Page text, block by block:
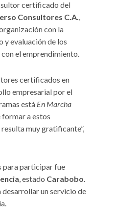
certificado del
Consultores C.A.
con la
y evaluación de los
el emprendimiento.
certificados en
empresarial por el
está En Marcha
formar a estos
muy gratificante”,
para participar fue
, estado Carabobo
desarrollar un servicio de